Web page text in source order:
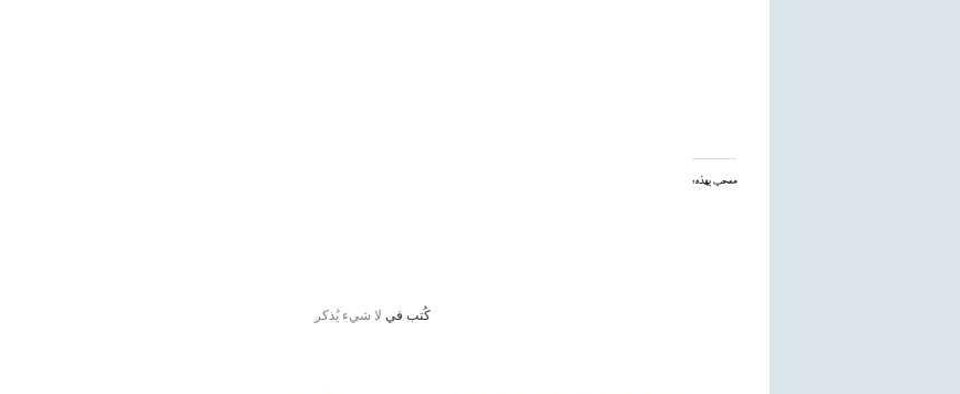
معجب بهذه:
كُتب في لا شيء يُذكر